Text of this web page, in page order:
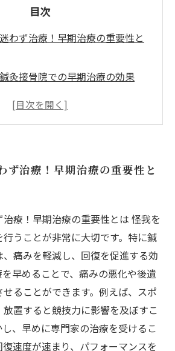
目次
わず治療！早期治療の重要性と
灸接骨院での早期治療の効果
ために知っておきたい早期治療
ート！適切な治療がもたらす心
生活のための早期治療の心得
期治療を通じて得られる未来の
ず治療！早期治療の重要性と
療！早期治療の重要性とは 怪我を
うことが非常に大切です。特に鍼
痛みを軽減し、回復を促進する効
早めることで、痛みの悪化や後遺
ることができます。例えば、スポ
置すると競技力に影響を及ぼすこ
、早めに専門家の治療を受けるこ
速度が速まり、パフォーマンスを